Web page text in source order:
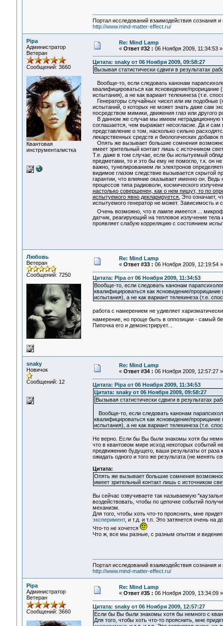
Портал исследований взаимодействия сознания и
http://www.mind-matter-effect.ru/
Pipa
Администратор
Ветеран
Сообщений: 3660
Квантовая
инструменталистка
Re: Mind Lamp
« Ответ #32 : 06 Ноября 2009, 11:34:53 »
Цитата: snaky от 06 Ноября 2009, 09:58:27
Вызывая статистически сдвиги в результатах
Вообще-то, если следовать канонам
квалифицироваться как ясновидение/
испытания), а не как вариант телекинеза (т.е.
Генераторы случайных чисел или им подобные
испытаний, о которых не может знать даже сам
посредством мимики, движения глаз или другого
В данном же случае мы имеем нетрадиционную
соглашается, чем выражает несогласие. Да и
представление о том, насколько сильно
лекарственных средств и биологических добавок
Опять же вызывает большие сомнения
имеет зрительный контакт лишь с источником
Т.е. даже в том случае, если бы испытуемый
предметами, то и это бы ему не помогло, т.к. он
важно, тунелированием ли электронов
видимое глазом следствие вызывается скрытой
гарантии, что влияние оказывает именно он.
процессов типа радиоволн, космического
настолько совершенен, как о нем пишут, то по
испытуемого явно декларируется. Это означает,
испытуемого генератор не может. Зависимость и
Очень возможно, что в лампе имеется ...
датчик, реагирующий на тепловое излучение
проявляет слабую корреляцию с состоянием
Любовь
Ветеран
Сообщений: 7250
Re: Mind Lamp
« Ответ #33 : 06 Ноября 2009, 12:19:54 »
Цитата: Pipa от 06 Ноября 2009, 11:34:53
Вообще-то, если следовать канонам
квалифицироваться как ясновидение/
испытания), а не как вариант телекинеза (т.е.
работа с намерением не удивляет
намерение, но проще быть в оппозиции - самый
Пипочка его и демонстрирует...
snaky
Новичок
Сообщений: 12
Re: Mind Lamp
« Ответ #34 : 06 Ноября 2009, 12:57:27 »
Цитата: Pipa от 06 Ноября 2009, 11:34:53
Цитата: snaky от 06 Ноября 2009, 09:58:27
Вызывая статистически сдвиги в результатах
Вообще-то, если следовать канонам
квалифицироваться как ясновидение/
испытания), а не как вариант телекинеза (т.е.
Не верно. Если бы Вы были знакомы хотя бы
что в квантовом мире исход некоторых событий
предвижению будущего, ваши результаты от раза
ожидать одного и того же результата (не менять
Цитата:
Опять же вызывает большие сомнения
имеет зрительный контакт лишь с источником
Вы сейчас озвучиваете так называемую
воздействовать, чтобы по цепочке событий
механизм.
Для того, чтобы хоть что-то прояснить, мне
эксперимент, и т.д. и т.п. Это затянется очень на
Что-то не хочется
Что ж, все мы разные, с разным опытом и
Портал исследований взаимодействия сознания и
http://www.mind-matter-effect.ru/
Pipa
Администратор
Ветеран
Сообщений: 3660
Re: Mind Lamp
« Ответ #35 : 06 Ноября 2009, 13:34:09 »
Цитата: snaky от 06 Ноября 2009, 12:57:27
Если бы Вы были знакомы хотя бы немного с
Для того, чтобы хоть что-то прояснить, мне